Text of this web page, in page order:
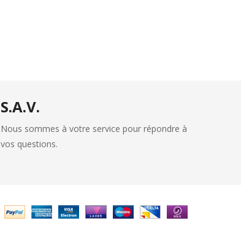
S.A.V.
Nous sommes à votre service pour répondre à
vos questions.